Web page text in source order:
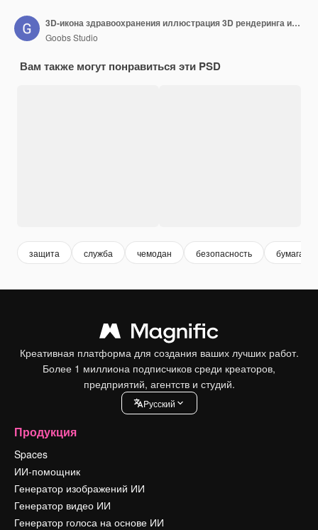
3D-икона здравоохранения иллюстрация 3D рендеринга икон для концепции здравоохранения psd файл
Goobs Studio
Вам также могут понравиться эти PSD
защита служба чемодан безопасность бумага
Креативная платформа для создания ваших лучших работ.
Более 1 миллиона подписчиков среди креаторов,
предприятий, агентств и студий.
Pусский
Продукция
Spaces
ИИ-помощник
Генератор изображений ИИ
Генератор видео ИИ
Генератор голоса на основе ИИ